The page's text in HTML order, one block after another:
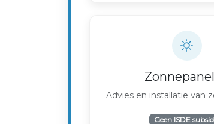
Advies en installatie van
Geen ISDE